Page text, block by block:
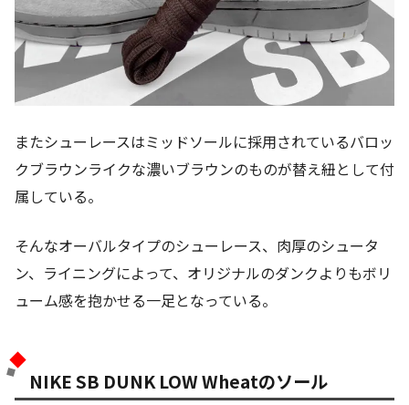
またシューレースはミッドソールに採用されているバロッ
クブラウンライクな濃いブラウンのものが替え紐として付
属している。
そんなオーバルタイプのシューレース、肉厚のシュータ
ン、ライニングによって、オリジナルのダンクよりもボリ
ューム感を抱かせる一足となっている。
NIKE SB DUNK LOW Wheatのソール